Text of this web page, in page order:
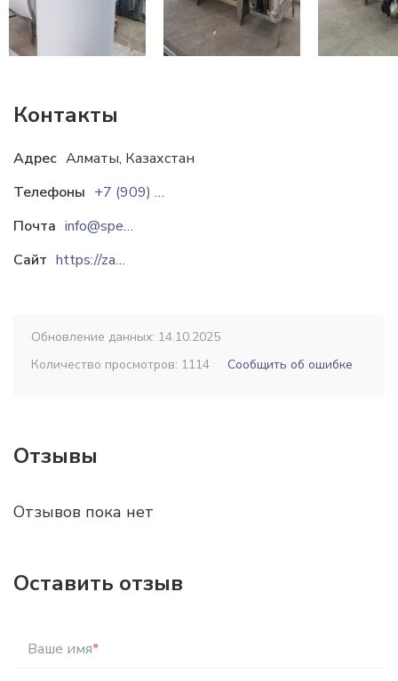
Контакты
Адрес Алматы, Казахстан
Телефоны
+7 (909) 055-87-77
Почта
info@specsteelpro.ru
Сайт
https://zavod-tankostroy.kz
Обновление данных: 14.10.2025
Количество просмотров: 1114
Сообщить об ошибке
Отзывы
Отзывов пока нет
Оставить отзыв
Ваше имя*